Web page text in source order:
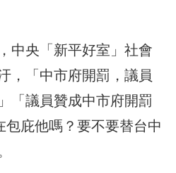
中央「新平好室」社會
，「中市府開罰，議員
「議員贊成中市府開罰
包庇他嗎？要不要替台中